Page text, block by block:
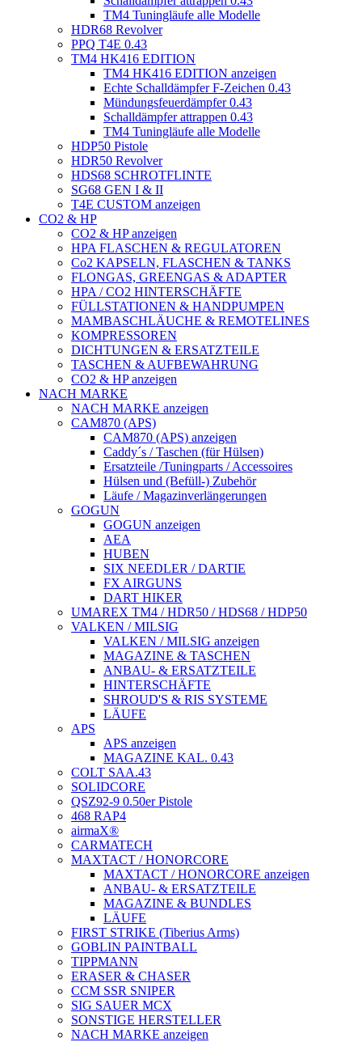
TM4 Tuningläufe alle Modelle
HDR68 Revolver
PPQ T4E 0.43
TM4 HK416 EDITION
TM4 HK416 EDITION anzeigen
Echte Schalldämpfer F-Zeichen 0.43
Mündungsfeuerdämpfer 0.43
Schalldämpfer attrappen 0.43
TM4 Tuningläufe alle Modelle
HDP50 Pistole
HDR50 Revolver
HDS68 SCHROTFLINTE
SG68 GEN I & II
T4E CUSTOM anzeigen
CO2 & HP
CO2 & HP anzeigen
HPA FLASCHEN & REGULATOREN
Co2 KAPSELN, FLASCHEN & TANKS
FLONGAS, GREENGAS & ADAPTER
HPA / CO2 HINTERSCHÄFTE
FÜLLSTATIONEN & HANDPUMPEN
MAMBASCHLÄUCHE & REMOTELINES
KOMPRESSOREN
DICHTUNGEN & ERSATZTEILE
TASCHEN & AUFBEWAHRUNG
CO2 & HP anzeigen
NACH MARKE
NACH MARKE anzeigen
CAM870 (APS)
CAM870 (APS) anzeigen
Caddy´s / Taschen (für Hülsen)
Ersatzteile /Tuningparts / Accessoires
Hülsen und (Befüll-) Zubehör
Läufe / Magazinverlängerungen
GOGUN
GOGUN anzeigen
AEA
HUBEN
SIX NEEDLER / DARTIE
FX AIRGUNS
DART HIKER
UMAREX TM4 / HDR50 / HDS68 / HDP50
VALKEN / MILSIG
VALKEN / MILSIG anzeigen
MAGAZINE & TASCHEN
ANBAU- & ERSATZTEILE
HINTERSCHÄFTE
SHROUD'S & RIS SYSTEME
LÄUFE
APS
APS anzeigen
MAGAZINE KAL. 0.43
COLT SAA.43
SOLIDCORE
QSZ92-9 0.50er Pistole
468 RAP4
airmaX®
CARMATECH
MAXTACT / HONORCORE
MAXTACT / HONORCORE anzeigen
ANBAU- & ERSATZTEILE
MAGAZINE & BUNDLES
LÄUFE
FIRST STRIKE (Tiberius Arms)
GOBLIN PAINTBALL
TIPPMANN
ERASER & CHASER
CCM SSR SNIPER
SIG SAUER MCX
SONSTIGE HERSTELLER
NACH MARKE anzeigen